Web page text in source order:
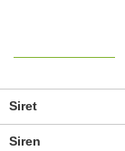
Siret
Siren